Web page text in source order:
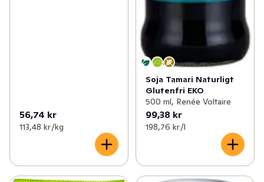
56,74 kr
113,48 kr /kg
Soja Tamari Naturligt
Glutenfri EKO
500 ml, Renée Voltaire
99,38 kr
198,76 kr /l